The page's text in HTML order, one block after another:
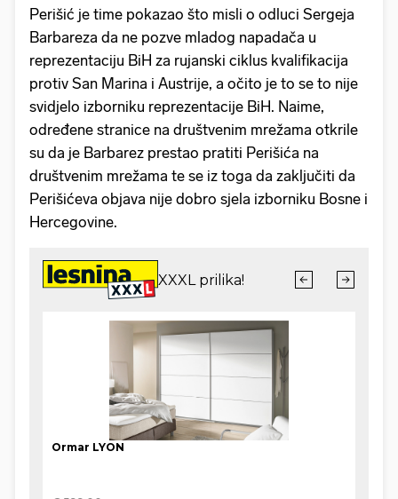
Perišić je time pokazao što misli o odluci Sergeja
Barbareza da ne pozve mladog napadača u
reprezentaciju BiH za rujanski ciklus kvalifikacija
protiv San Marina i Austrije, a očito je to se to nije
svidjelo izborniku reprezentacije BiH. Naime,
određene stranice na društvenim mrežama otkrile
su da je Barbarez prestao pratiti Perišića na
društvenim mrežama te se iz toga da zaključiti da
Perišićeva objava nije dobro sjela izborniku Bosne i
Hercegovine.